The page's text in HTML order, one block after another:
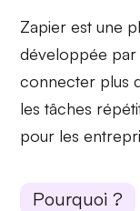
Zapier est une
développée par
connecter plus
les tâches
pour les
Pourquoi ?